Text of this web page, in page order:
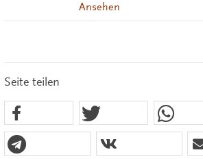
Ansehen
Seite teilen